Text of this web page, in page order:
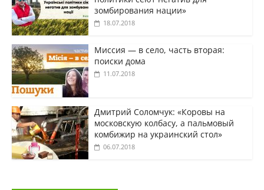
зомбирования нации»
18.07.2018
Миссия — в село, часть вторая:
поиски дома
11.07.2018
Дмитрий Соломчук: «Коровы на
московскую колбасу, а пальмовый
комбижир на украинский стол»
06.07.2018